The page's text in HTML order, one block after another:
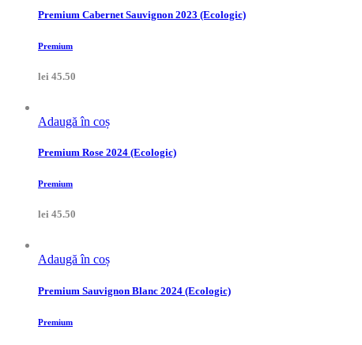
Premium Cabernet Sauvignon 2023 (Ecologic)
Premium
lei 45.50
Adaugă în coș
Premium Rose 2024 (Ecologic)
Premium
lei 45.50
Adaugă în coș
Premium Sauvignon Blanc 2024 (Ecologic)
Premium